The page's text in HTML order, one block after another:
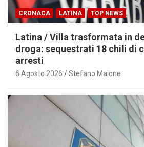
CRONACA LATINA TOP NEWS
Latina / Villa trasformata in
droga: sequestrati 18 chili di
arresti
6 Agosto 2026 Stefano Maione